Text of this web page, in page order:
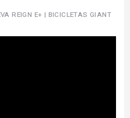
REIGN E+ | BICICLETAS GIANT